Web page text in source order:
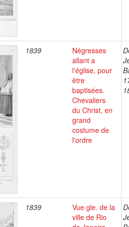
1839
Négresses
allant a
l'église, pour
être
baptisées.
Chevaliers
du Christ, en
grand
costume de
l'ordre
1839
Vue gle. de la
ville de Rio